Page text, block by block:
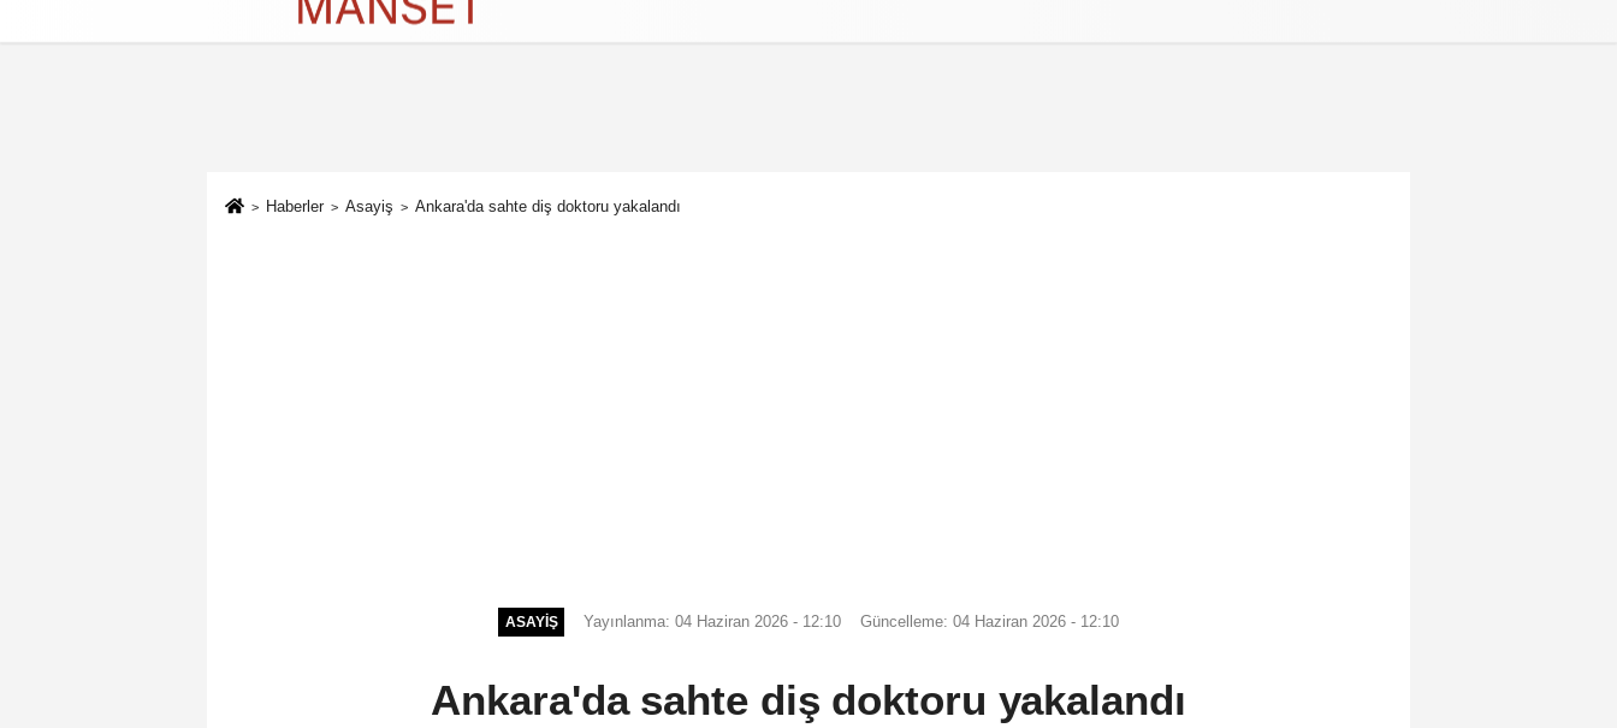
İletişim Çerez Politikası
Haberler Asayiş Ankara'da sahte diş doktoru yakalandı
ASAYIŞ Yayınlanma: 04 Haziran 2026 - 12:10 Güncelleme: 04 Haziran 2026 - 12:10
Ankara'da sahte diş doktoru yakalandı